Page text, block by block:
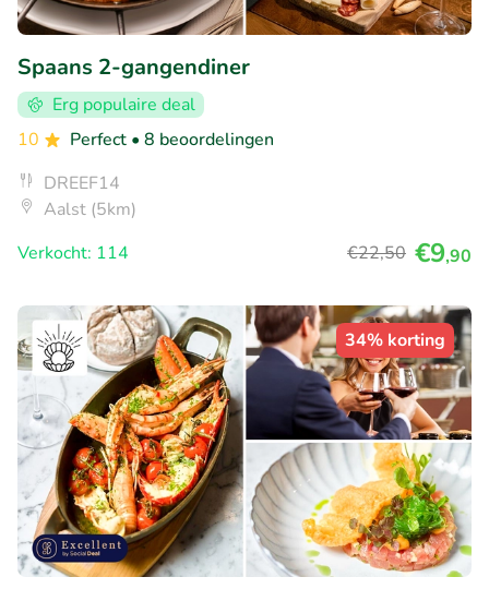
Spaans 2-gangendiner
Erg populaire deal
10
Perfect • 8 beoordelingen
DREEF14
Aalst (5km)
Verkocht: 114
€22,50 €9,90
34% korting